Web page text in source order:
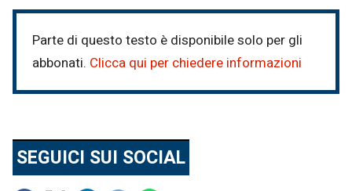
Parte di questo testo è disponibile solo per gli
abbonati. Clicca qui per chiedere informazioni
SEGUICI SUI SOCIAL